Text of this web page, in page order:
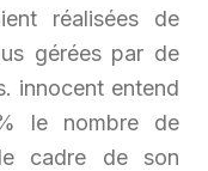
réalisées de
gérées par de
innocent entend
le nombre de
cadre de son